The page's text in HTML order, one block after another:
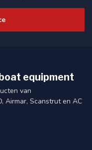
equipment
van
Airmar, Scanstrut en AC